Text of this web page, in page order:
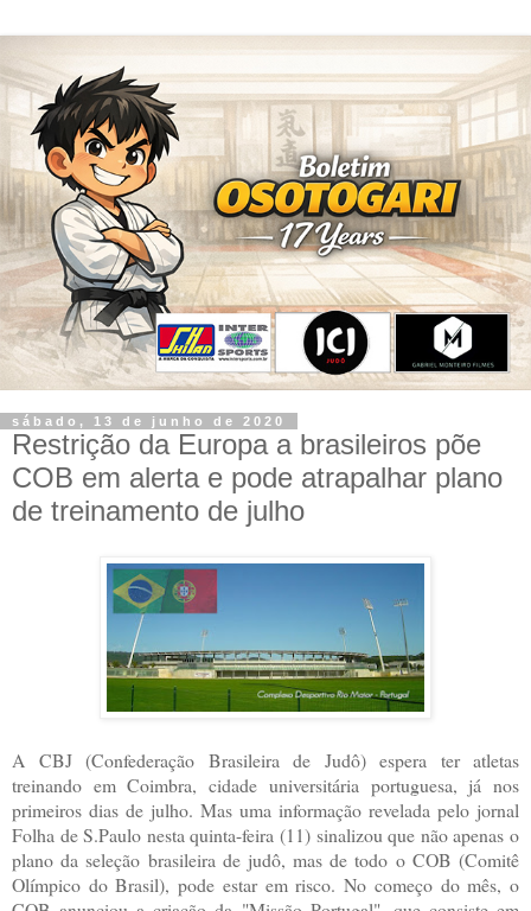
sábado, 13 de junho de 2020
Restrição da Europa a brasileiros põe
COB em alerta e pode atrapalhar plano
de treinamento de julho
A CBJ (Confederação Brasileira de Judô) espera ter atletas
treinando em Coimbra, cidade universitária portuguesa, já nos
primeiros dias de julho. Mas uma informação revelada pelo jornal
Folha de S.Paulo nesta quinta-feira (11) sinalizou que não apenas o
plano da seleção brasileira de judô, mas de todo o COB (Comitê
Olímpico do Brasil), pode estar em risco. No começo do mês, o